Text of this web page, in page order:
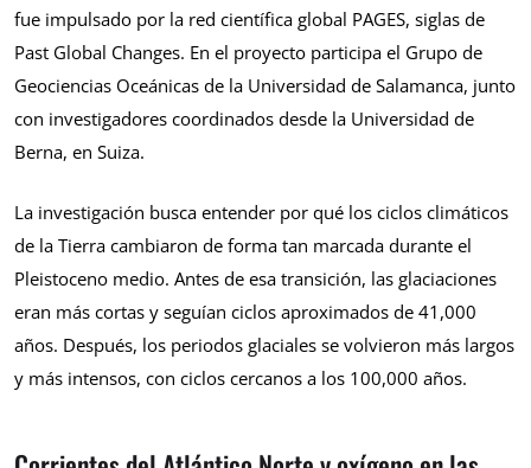
fue impulsado por la red científica global PAGES, siglas de
Past Global Changes. En el proyecto participa el Grupo de
Geociencias Oceánicas de la Universidad de Salamanca, junto
con investigadores coordinados desde la Universidad de
Berna, en Suiza.
La investigación busca entender por qué los ciclos climáticos
de la Tierra cambiaron de forma tan marcada durante el
Pleistoceno medio. Antes de esa transición, las glaciaciones
eran más cortas y seguían ciclos aproximados de 41,000
años. Después, los periodos glaciales se volvieron más largos
y más intensos, con ciclos cercanos a los 100,000 años.